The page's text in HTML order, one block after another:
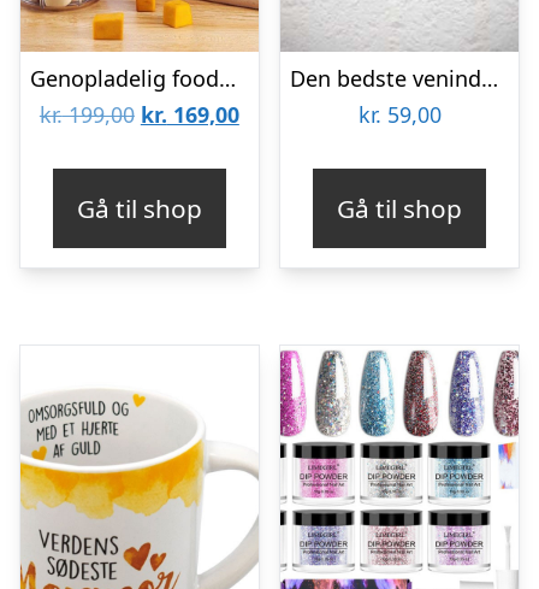
Genopladelig foodprocessor
kr.199,00 Den
kr. 199,00.
kr. 169,00Den
kr. 169,00.
Gå til shop
Den bedste veninde krus
kr. 59,00
Gå til shop